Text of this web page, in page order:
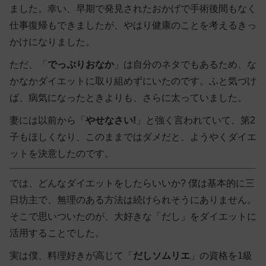
ました。幸い、早期で発見されたおかげで手術後間もなく
仕事復帰もできましたが、やはり健康のことを考えるきっ
かけになりました。
ただ、「 でっぷりおなか 」は自分のネタでもあるため、な
かなかダイエットに取り組めずにいたのです。ふと気づけ
ば、病気になったときよりも、さらに太っていました。
妻には以前から「 やせなさい! 」と強く言われていて、第2
子もほしくなり、このままではダメだと、ようやくダイエ
ットを決意したのです。
では、どんなダイエットをしたらいいか? 僕は基本的に三
日坊主で、無理のある方法は続けられそうにありません。
そこで思いついたのが、大好きな「 だし 」をダイエットに
活用することでした。
実は僕、料理好きが高じて「 だしソムリエ 」の資格を1級